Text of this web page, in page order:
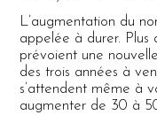
L’augmentation du
appelée à durer. Plus
prévoient une
des trois années à
s’attendent même à
augmenter de 30 à